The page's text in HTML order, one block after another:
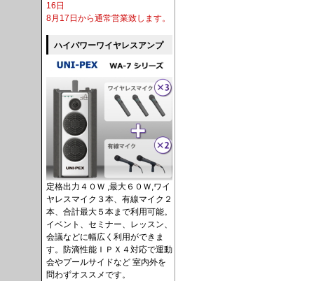
16日
8月17日から通常営業致します。
ハイパワーワイヤレスアンプ
定格出力４０Ｗ ,最大６０Ｗ,ワイ
ヤレスマイク３本、有線マイク２
本、合計最大５本まで利用可能。
イベント、セミナー、レッスン、
会議などに幅広く利用ができま
す。防滴性能ＩＰＸ４対応で運動
会やプールサイドなど 室内外を
問わずオススメです。